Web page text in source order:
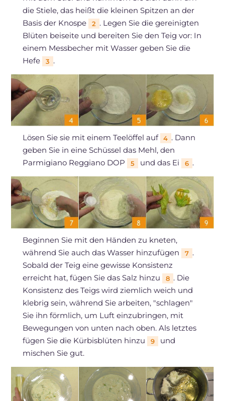
die Stiele, das heißt die kleinen Spitzen an der
Basis der Knospe
2 . Legen Sie die gereinigten
Blüten beiseite und bereiten Sie den Teig vor: In
einem Messbecher mit Wasser geben Sie die
Hefe
3 .
Lösen Sie sie mit einem Teelöffel auf 4 . Dann
geben Sie in eine Schüssel das Mehl, den
Parmigiano Reggiano DOP
5 und das Ei 6 .
Beginnen Sie mit den Händen zu kneten,
während Sie auch das Wasser hinzufügen
7 .
Sobald der Teig eine gewisse Konsistenz
erreicht hat, fügen Sie das Salz hinzu
8 . Die
Konsistenz des Teigs wird ziemlich weich und
klebrig sein, während Sie arbeiten, "schlagen"
Sie ihn förmlich, um Luft einzubringen, mit
Bewegungen von unten nach oben. Als letztes
fügen Sie die Kürbisblüten hinzu
9
und
mischen Sie gut.